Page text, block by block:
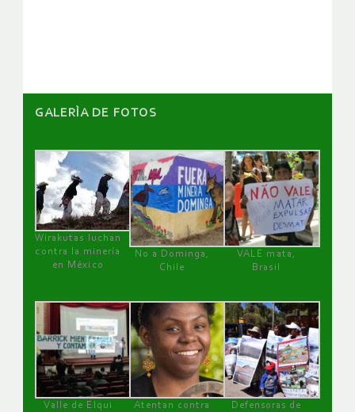
GALERÌA DE FOTOS
Wirakutas luchan
contra la minería
en México
No a Dominga,
Chile
VALE mata,
Brasil
Valle de Elqui
Atentan contra
Defensoras de